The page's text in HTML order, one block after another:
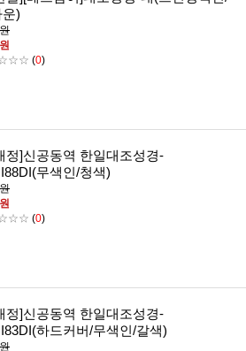
)
(0)
정]신공동역 한일대조성경-
무색인/청색)
(0)
정]신공동역 한일대조성경-
하드커버/무색인/갈색)